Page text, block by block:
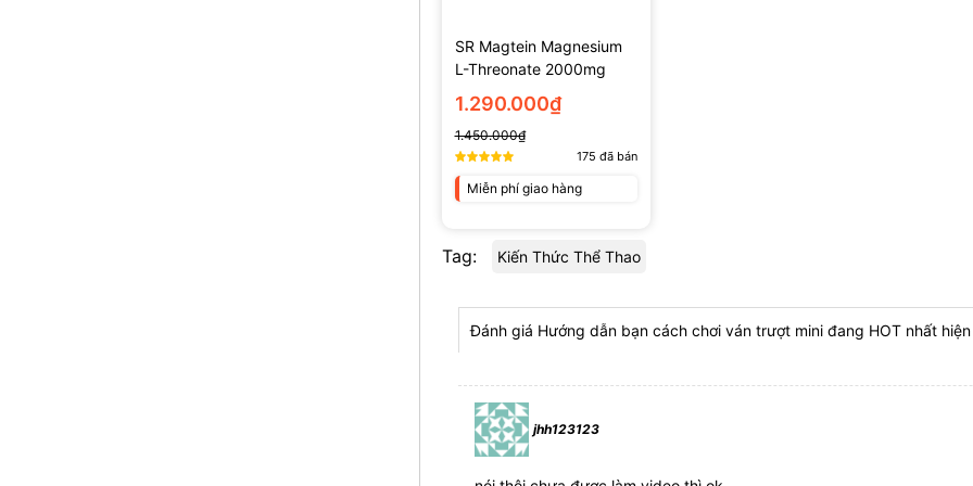
SR Magtein Magnesium
L-Threonate 2000mg
(135 Viên)
1.290.000₫
1.450.000₫
175 đã bán
Miễn phí giao hàng
Tag: Kiến Thức Thể Thao
Đánh giá Hướng dẫn bạn cách chơi ván trượt mini đang HOT nhất
jhh123123